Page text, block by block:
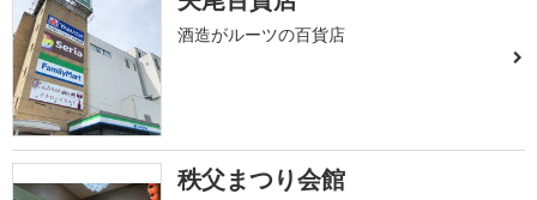
酒造がルーツの百貨店
秩父まつり会館